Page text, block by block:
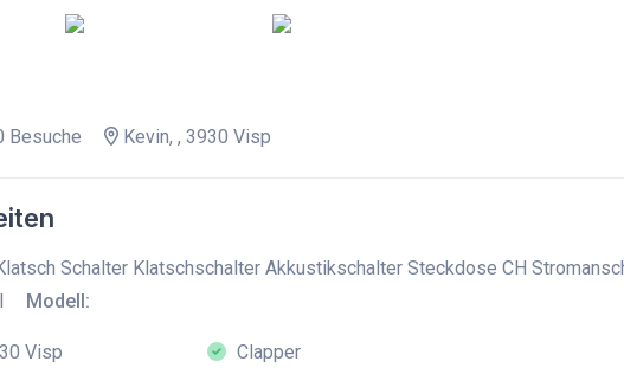
Besuche Kevin, , 3930 Visp
Schalter Klatschschalter Akkustikschalter Steckdose CH
Modell:
Visp
Clapper